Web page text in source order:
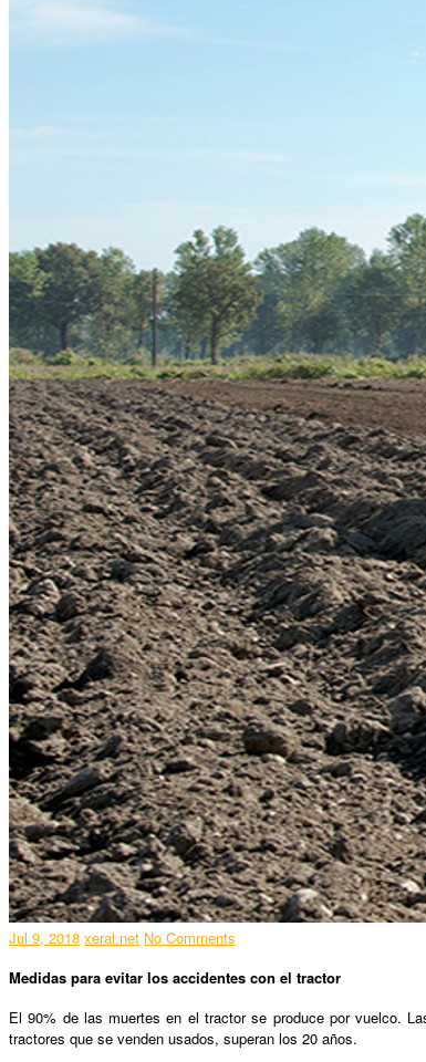
Jul 9, 2018 xeral.net No Comments
Medidas para evitar los accidentes con el tractor
El 90% de las muertes en el tractor se produce por vuelco.
tractores que se venden usados, superan los 20 años.